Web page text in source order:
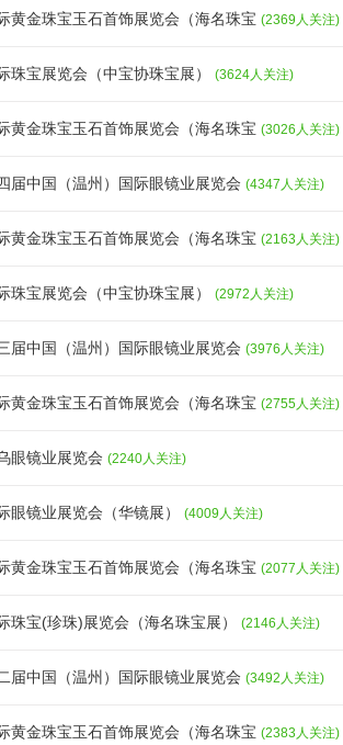
黄金珠宝玉石首饰展览会（海名珠宝 (2369人关注)
珠宝展览会（中宝协珠宝展） (3624人关注)
黄金珠宝玉石首饰展览会（海名珠宝 (3026人关注)
届中国（温州）国际眼镜业展览会 (4347人关注)
黄金珠宝玉石首饰展览会（海名珠宝 (2163人关注)
珠宝展览会（中宝协珠宝展） (2972人关注)
届中国（温州）国际眼镜业展览会 (3976人关注)
黄金珠宝玉石首饰展览会（海名珠宝 (2755人关注)
眼镜业展览会 (2240人关注)
眼镜业展览会（华镜展） (4009人关注)
黄金珠宝玉石首饰展览会（海名珠宝 (2077人关注)
珠宝(珍珠)展览会（海名珠宝展） (2146人关注)
届中国（温州）国际眼镜业展览会 (3492人关注)
黄金珠宝玉石首饰展览会（海名珠宝 (2383人关注)